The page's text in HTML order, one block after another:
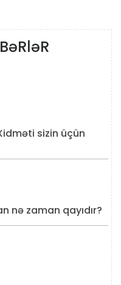
sizin üçün
nə zaman qayıdır?